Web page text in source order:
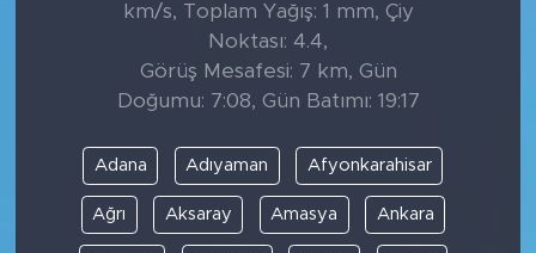
km/s, Toplam Yağış: 1 mm, Çiy
Noktası: 4.4,
Görüş Mesafesi: 7 km, Gün
Doğumu: 7:08, Gün Batımı: 19:17
Adana Adıyaman Afyonkarahisar
Ağrı Aksaray Amasya Ankara